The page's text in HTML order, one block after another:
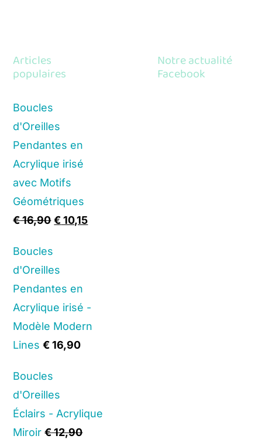
Articles
populaires
Boucles
d'Oreilles
Pendantes en
Acrylique irisé
avec Motifs
Géométriques
€16,90 Original
€ 16,90.
€10,15Current
Boucles
d'Oreilles
Pendantes en
Acrylique irisé -
Modèle Modern
Lines €16,90
Boucles
d'Oreilles
Éclairs - Acrylique
Miroir €12,90
Notre actualité
Facebook